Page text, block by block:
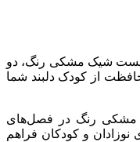
شیک مشکی رنگ، دو
از کودک دلبند شما
مشکی رنگ در فصل‌های
و کودکان فراهم